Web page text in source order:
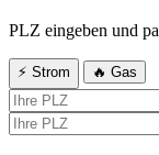
PLZ eingeben und
⚡ Strom
🔥 Gas